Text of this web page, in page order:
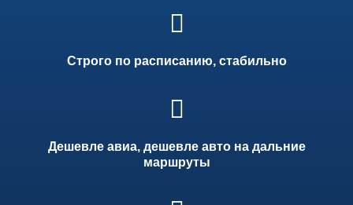
Строго по расписанию, стабильно
Дешевле авиа, дешевле авто на дальние
маршруты